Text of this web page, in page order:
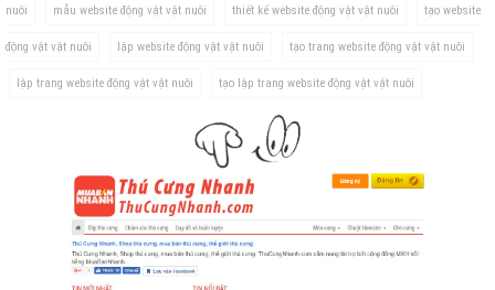
nuôi mẫu website động vật vật nuôi thiết kế website động vật vật nuôi tạo website
động vật vật nuôi lập website động vật vật nuôi tạo trang website động vật vật nuôi
lập trang website động vật vật nuôi tạo lập trang website động vật vật nuôi